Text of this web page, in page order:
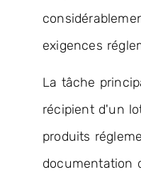
exigences
La tâche
récipient d'un
produits
documentation